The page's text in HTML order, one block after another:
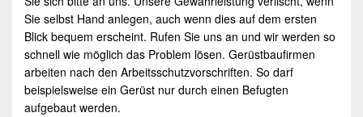
Sie selbst Hand anlegen, auch wenn dies auf dem ersten
Blick bequem erscheint. Rufen Sie uns an und wir werden so
schnell wie möglich das Problem lösen. Gerüstbaufirmen
arbeiten nach den Arbeitsschutzvorschriften. So darf
beispielsweise ein Gerüst nur durch einen Befugten
aufgebaut werden.